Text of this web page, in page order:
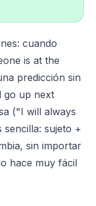
cuando
is at the
predicción sin
go up next
("I will always
sujeto +
sin importar
hace muy fácil